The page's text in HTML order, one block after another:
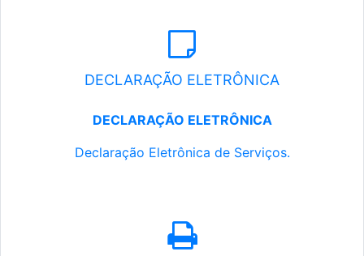
DECLARAÇÃO ELETRÔNICA
DECLARAÇÃO ELETRÔNICA
Declaração Eletrônica de Serviços.